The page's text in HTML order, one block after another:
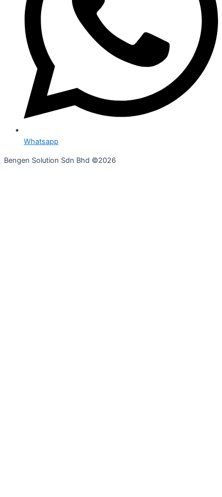
Whatsapp
Bengen Solution Sdn Bhd ©2026